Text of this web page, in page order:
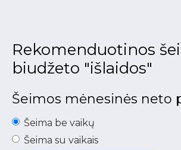
Rekomenduotinos
biudžeto "išlaidos"
Šeimos mėnesinės neto
Šeima be vaikų
Šeima su vaikais